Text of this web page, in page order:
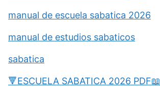
manual de escuela sabatica 2026
manual de estudios sabaticos
sabatica
🔻ESCUELA SABATICA 2026 PDF📖